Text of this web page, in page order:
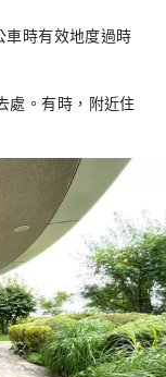
車時有效地度過時
處。有時，附近住